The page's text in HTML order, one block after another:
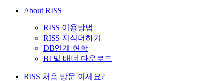
About RISS
RISS 이용방법
RISS 지식더하기
DB연계 현황
BI 및 배너 다운로드
RISS 처음 방문 이세요?